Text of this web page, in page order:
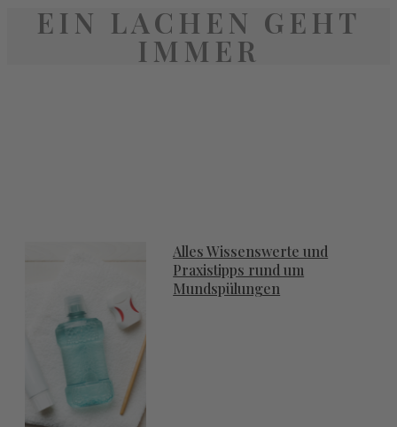
EIN LACHEN GEHT
IMMER
Alles Wissenswerte und
Praxistipps rund um
Mundspülungen